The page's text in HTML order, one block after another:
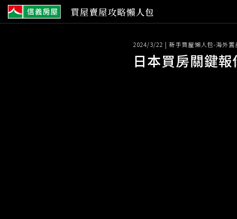
房
買屋賣屋攻略懶人包
2024/3/22 | 新手買屋懶人包-海外置
日本買房關鍵